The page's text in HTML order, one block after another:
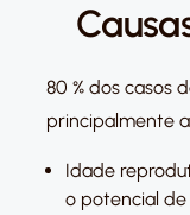
80 % dos casos
principalmente
Idade
o potencial